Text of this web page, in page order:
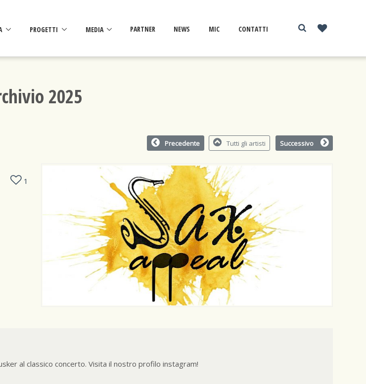
PROGETTI MEDIA PARTNER NEWS MIC CONTATTI
2025
Precedente Tutti gli artisti Successivo
1
al classico concerto. Visita il nostro profilo instagram!